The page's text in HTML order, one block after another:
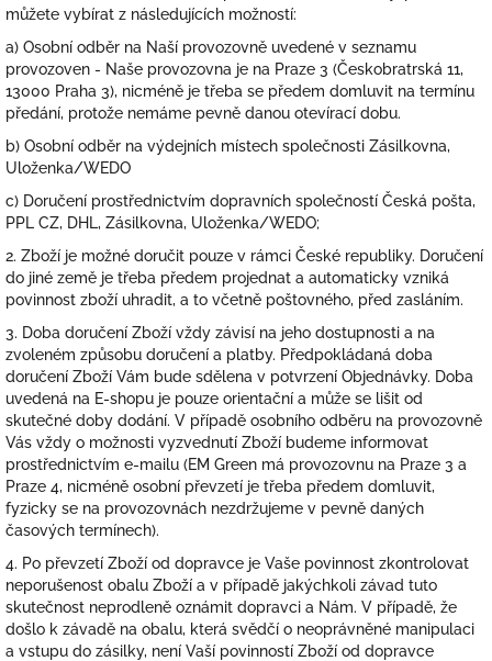
můžete vybírat z následujících možností:
a) Osobní odběr na Naší provozovně uvedené v seznamu
provozoven - Naše provozovna je na Praze 3 (Českobratrská 11,
13000 Praha 3), nicméně je třeba se předem domluvit na termínu
předání, protože nemáme pevně danou otevírací dobu.
b) Osobní odběr na výdejních místech společnosti Zásilkovna,
Uloženka/WEDO
c) Doručení prostřednictvím dopravních společností Česká pošta,
PPL CZ, DHL, Zásilkovna, Uloženka/WEDO;
2. Zboží je možné doručit pouze v rámci České republiky. Doručení
do jiné země je třeba předem projednat a automaticky vzniká
povinnost zboží uhradit, a to včetně poštovného, před zasláním.
3. Doba doručení Zboží vždy závisí na jeho dostupnosti a na
zvoleném způsobu doručení a platby. Předpokládaná doba
doručení Zboží Vám bude sdělena v potvrzení Objednávky. Doba
uvedená na E-shopu je pouze orientační a může se lišit od
skutečné doby dodání. V případě osobního odběru na provozovně
Vás vždy o možnosti vyzvednutí Zboží budeme informovat
prostřednictvím e-mailu (EM Green má provozovnu na Praze 3 a
Praze 4, nicméně osobní převzetí je třeba předem domluvit,
fyzicky se na provozovnách nezdržujeme v pevně daných
časových termínech).
4. Po převzetí Zboží od dopravce je Vaše povinnost zkontrolovat
neporušenost obalu Zboží a v případě jakýchkoli závad tuto
skutečnost neprodleně oznámit dopravci a Nám. V případě, že
došlo k závadě na obalu, která svědčí o neoprávněné manipulaci
a vstupu do zásilky, není Vaší povinností Zboží od dopravce